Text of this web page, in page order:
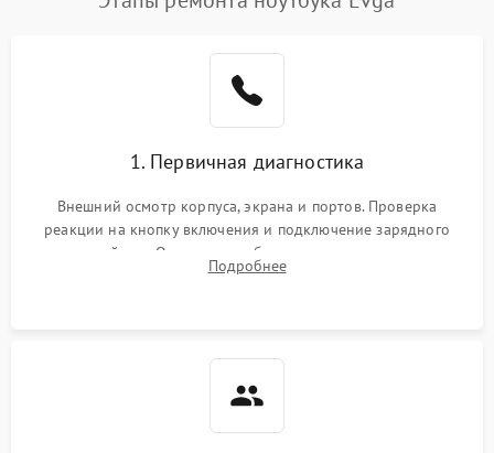
1. Первичная диагностика
Внешний осмотр корпуса, экрана и портов. Проверка
реакции на кнопку включения и подключение зарядного
устройства. Оценка потребления тока с помощью
лабораторного блока питания для локализации проблемы.
Подробнее